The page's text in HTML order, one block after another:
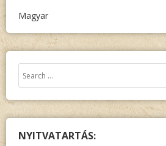
Magyar
Keresés:
NYITVATARTÁS: